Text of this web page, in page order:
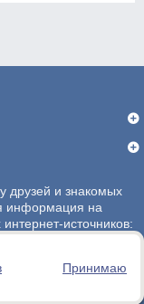
Принимаю
друзей и знакомых
информация на
источников:
данных